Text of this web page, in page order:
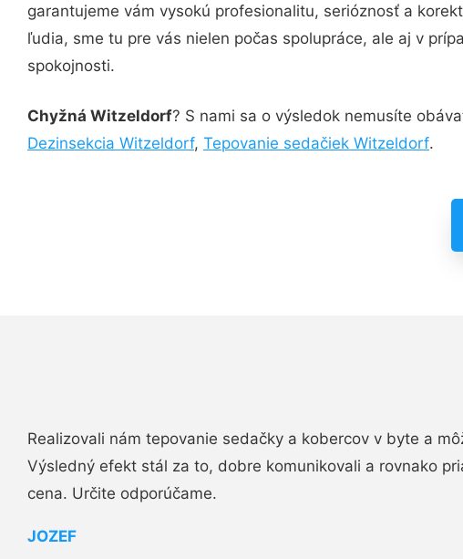
garantujeme vám vysokú profesionalitu, serióznosť a
ľudia, sme tu pre vás nielen počas spolupráce, ale aj v
spokojnosti.
Chyžná Witzeldorf? S nami sa o výsledok nemusíte
Dezinsekcia Witzeldorf, Tepovanie sedačiek Witzeldorf.
Realizovali nám tepovanie sedačky a kobercov v byte a
Výsledný efekt stál za to, dobre komunikovali a rovnako
cena. Určite odporúčame.
JOZEF